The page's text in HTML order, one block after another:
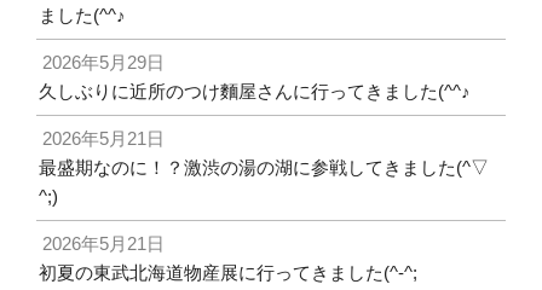
ました(^^♪
2026年5月29日
久しぶりに近所のつけ麵屋さんに行ってきました(^^♪
2026年5月21日
最盛期なのに！？激渋の湯の湖に参戦してきました(^▽
^;)
2026年5月21日
初夏の東武北海道物産展に行ってきました(^-^;